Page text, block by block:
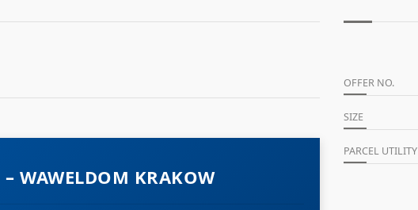
– WAWELDOM KRAKOW
OFFER NO.
SIZE
PARCEL UTILITY